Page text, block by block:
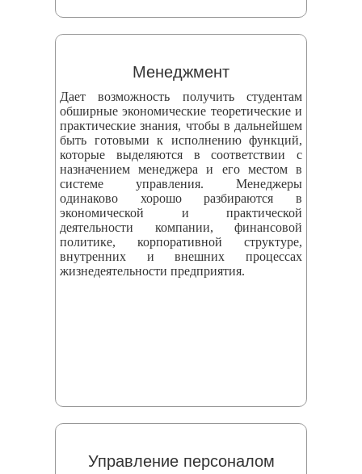
Менеджмент
Дает возможность получить студентам
обширные экономические теоретические и
практические знания, чтобы в дальнейшем
быть готовыми к исполнению функций,
которые выделяются в соответствии с
назначением менеджера и его местом в
системе управления. Менеджеры
одинаково хорошо разбираются в
экономической и практической
деятельности компании, финансовой
политике, корпоративной структуре,
внутренних и внешних процессах
жизнедеятельности предприятия.
Управление персоналом